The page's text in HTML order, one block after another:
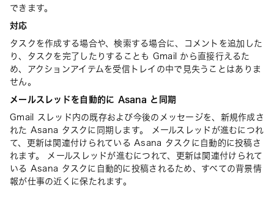
できます。
対応
タスクを作成する場合や、検索する場合に、コメントを追加した
り、タスクを完了したりすることも Gmail から直接行えるた
め、アクションアイテムを受信トレイの中で見失うことはありま
せん。
メールスレッドを自動的に Asana と同期
Gmail スレッド内の既存および今後のメッセージを、新規作成さ
れた Asana タスクに同期します。 メールスレッドが進むにつれ
て、更新は関連付けられている Asana タスクに自動的に投稿さ
れます。 メールスレッドが進むにつれて、更新は関連付けられて
いる Asana タスクに自動的に投稿されるため、すべての背景情
報が仕事の近くに保たれます。